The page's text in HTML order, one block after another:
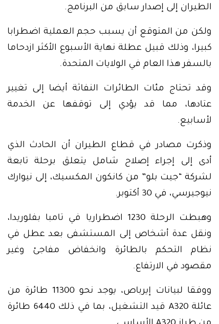
الطيران إلى إصدار سابق من البرنامج.
ولكن من المتوقع أن يسبب حجم العملية اضطرابا
كبيرا، وذلك قبيل عطلة نهاية الأسبوع الأكثر ازدحاما
بالسفر هذا العام في الولايات المتحدة.
وقد تحتاج مئات الطائرات النفاثة أيضا إلى تغيير
عتادها، مما قد يؤدي إلى توقفها عن الخدمة
لأسابيع.
وذكرت مصادر في قطاع الطيران أن الحادث الذي
أدى إلى إجراء إصلاح شامل يتعلق برحلة تابعة
لشركة “جيت بلو” من كانكون المكسيك، إلى نيوارك
نيوجيرسي، في 30 أكتوبر.
وهبطت الرحلة 1230 اضطراريا في تامبا بفلوريدا،
ونقل عدة أشخاص إلى المستشفى بعد عطل في
نظام التحكم بالطائرة وانخفاض مفاجئ وغير
مقصود في الارتفاع.
ووفقا لبيانات إيرباص، يوجد نحو 11300 طائرة من
عائلة A320 قيد التشغيل، بما في ذلك 6440 طائرة